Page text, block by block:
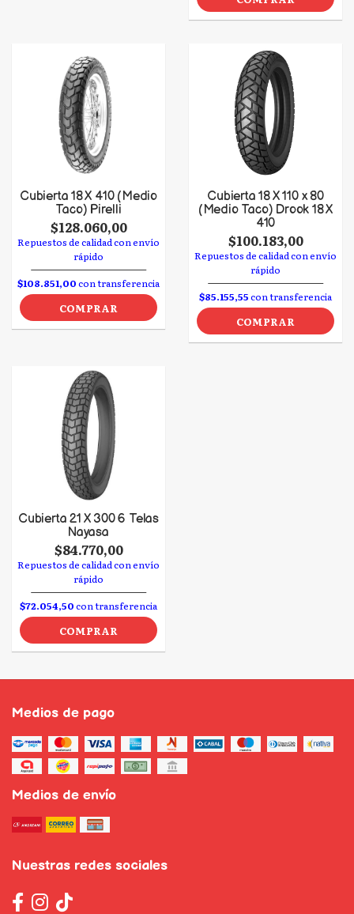
Cubierta 18 X 410 (Medio
Taco) Pirelli
$128.060,00
Repuestos de calidad con envío
rápido
$108.851,00con transferencia
COMPRAR
Cubierta 18 X 110 x 80
(Medio Taco) Drook 18 X
410
$100.183,00
Repuestos de calidad con envío
rápido
$85.155,55con transferencia
COMPRAR
Cubierta 21 X 300 6 Telas
Nayasa
$84.770,00
Repuestos de calidad con envío
rápido
$72.054,50con transferencia
COMPRAR
Medios de pago
Medios de envío
Nuestras redes sociales